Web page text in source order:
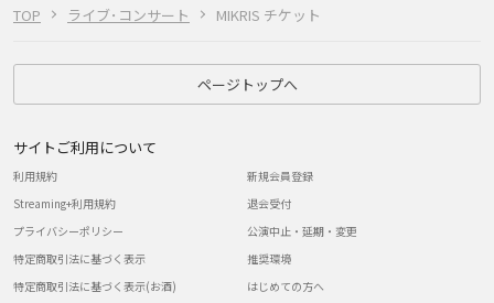
TOP ライブ･コンサート MIKRIS チケット
ページトップへ
サイトご利用について
利用規約
Streaming+利用規約
プライバシーポリシー
特定商取引法に基づく表示
特定商取引法に基づく表示(お酒)
新規会員登録
退会受付
公演中止・延期・変更
推奨環境
はじめての方へ